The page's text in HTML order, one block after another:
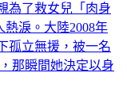
為了救女兒「肉身
淚。大陸2008年
孤立無援，被一名
那瞬間她決定以身